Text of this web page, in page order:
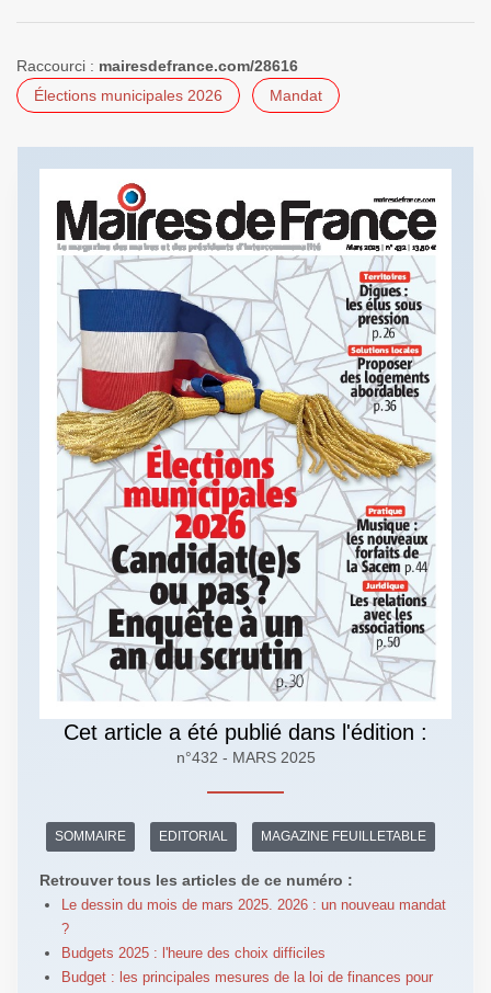
Raccourci : mairesdefrance.com/28616
Élections municipales 2026
Mandat
Cet article a été publié dans l'édition :
n°432 - MARS 2025
SOMMAIRE EDITORIAL MAGAZINE FEUILLETABLE
Retrouver tous les articles de ce numéro :
Le dessin du mois de mars 2025. 2026 : un nouveau mandat
?
Budgets 2025 : l'heure des choix difficiles
Budget : les principales mesures de la loi de finances pour